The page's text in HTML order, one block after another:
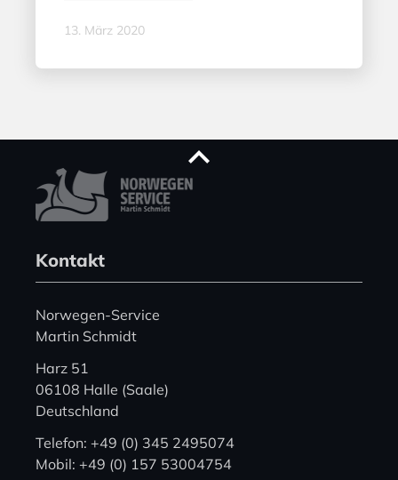
13. März 2020
Kontakt
Norwegen-Service
Martin Schmidt
Harz 51
06108 Halle (Saale)
Deutschland
Telefon: +49 (0) 345 2495074
Mobil: +49 (0) 157 53004754